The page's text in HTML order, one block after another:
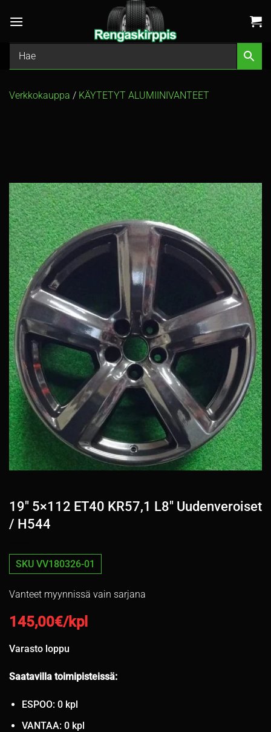
Verkkokauppa / KÄYTETYT ALUMIINIVANTEET
19″ 5×112 ET40 KR57,1 L8″ Uudenveroiset
/ H544
SKU VV180326-01
Vanteet myynnissä vain sarjana
145,00€/kpl
Varasto loppu
Saatavilla toimipisteissä:
ESPOO: 0 kpl
VANTAA: 0 kpl